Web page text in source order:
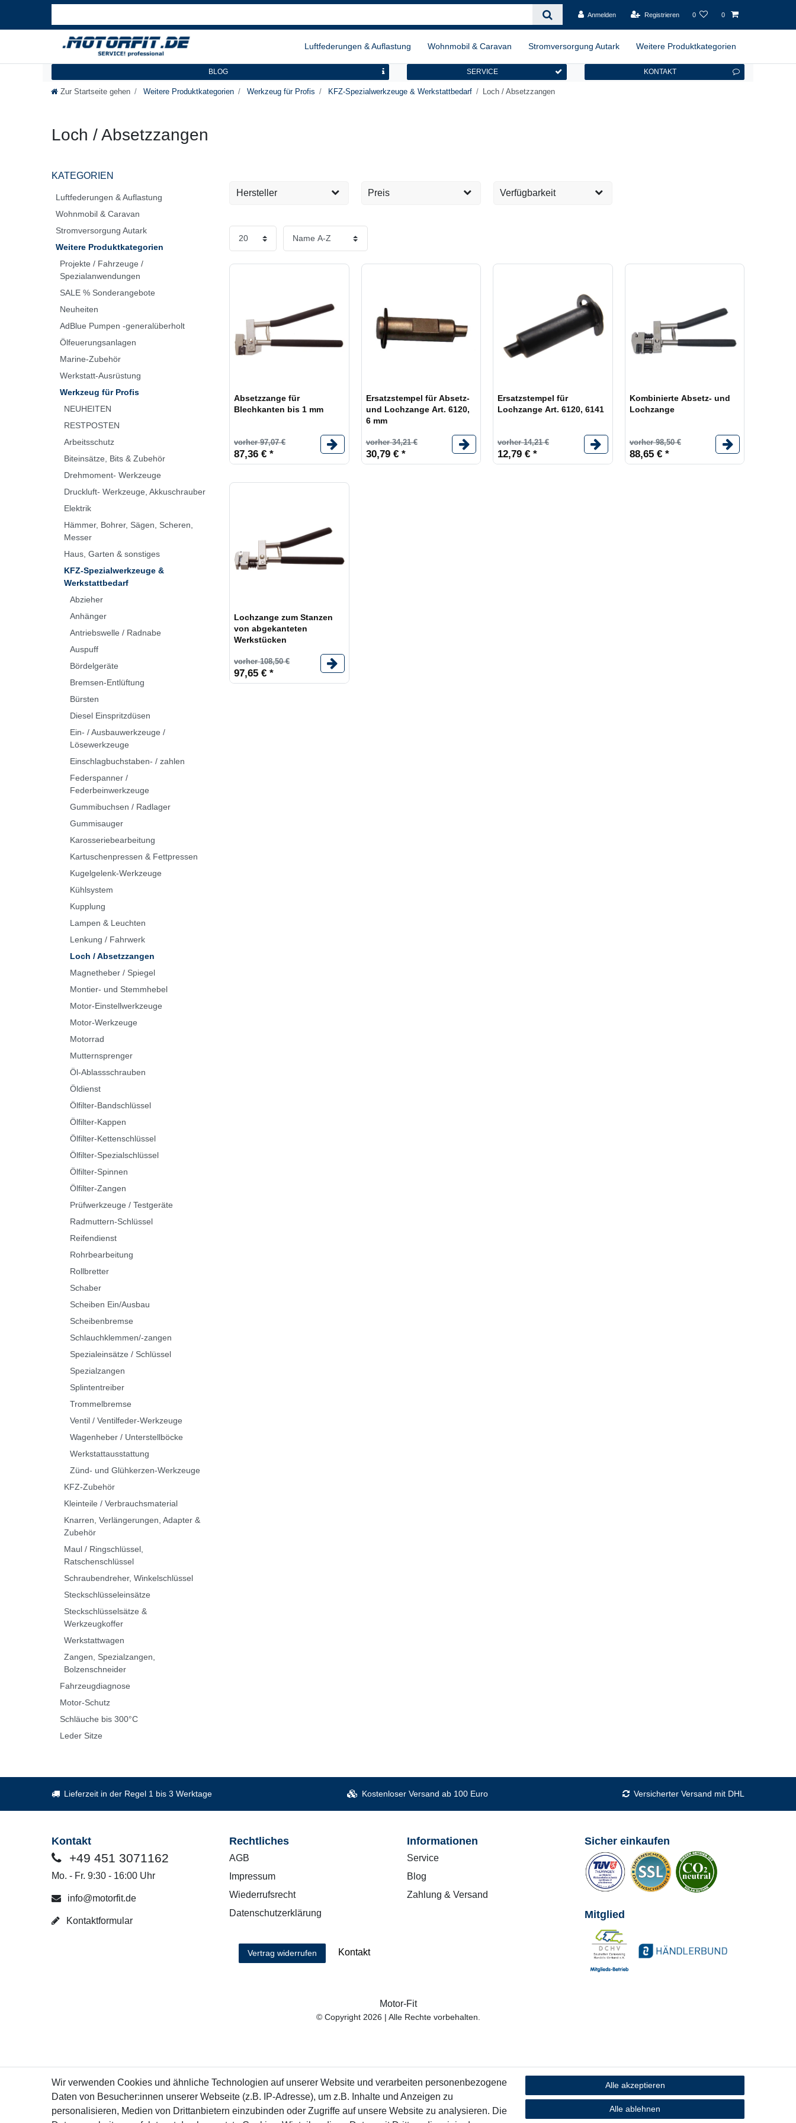
Anmelden Registrieren 0 0
Luftfederungen & Auflastung Wohnmobil & Caravan Stromversorgung Autark Weitere Produktkategorien
BLOG SERVICE KONTAKT
Zur Startseite gehen Weitere Produktkategorien Werkzeug für Profis KFZ-Spezialwerkzeuge & Werkstattbedarf Loch / Absetzzangen
Loch / Absetzzangen
KATEGORIEN
Luftfederungen & Auflastung
Wohnmobil & Caravan
Stromversorgung Autark
Weitere Produktkategorien
Projekte / Fahrzeuge /
Spezialanwendungen
SALE % Sonderangebote
Neuheiten
AdBlue Pumpen -generalüberholt
Ölfeuerungsanlagen
Marine-Zubehör
Werkstatt-Ausrüstung
Werkzeug für Profis
NEUHEITEN
RESTPOSTEN
Arbeitsschutz
Biteinsätze, Bits & Zubehör
Drehmoment- Werkzeuge
Druckluft- Werkzeuge, Akkuschrauber
Elektrik
Hämmer, Bohrer, Sägen, Scheren,
Messer
Haus, Garten & sonstiges
KFZ-Spezialwerkzeuge &
Werkstattbedarf
Abzieher
Anhänger
Antriebswelle / Radnabe
Auspuff
Bördelgeräte
Bremsen-Entlüftung
Bürsten
Diesel Einspritzdüsen
Ein- / Ausbauwerkzeuge /
Lösewerkzeuge
Einschlagbuchstaben- / zahlen
Federspanner /
Federbeinwerkzeuge
Gummibuchsen / Radlager
Gummisauger
Karosseriebearbeitung
Kartuschenpressen & Fettpressen
Kugelgelenk-Werkzeuge
Kühlsystem
Kupplung
Lampen & Leuchten
Lenkung / Fahrwerk
Loch / Absetzzangen
Magnetheber / Spiegel
Montier- und Stemmhebel
Motor-Einstellwerkzeuge
Motor-Werkzeuge
Motorrad
Mutternsprenger
Öl-Ablassschrauben
Öldienst
Ölfilter-Bandschlüssel
Ölfilter-Kappen
Ölfilter-Kettenschlüssel
Ölfilter-Spezialschlüssel
Ölfilter-Spinnen
Ölfilter-Zangen
Prüfwerkzeuge / Testgeräte
Radmuttern-Schlüssel
Reifendienst
Rohrbearbeitung
Rollbretter
Schaber
Scheiben Ein/Ausbau
Scheibenbremse
Schlauchklemmen/-zangen
Spezialeinsätze / Schlüssel
Spezialzangen
Splintentreiber
Trommelbremse
Ventil / Ventilfeder-Werkzeuge
Wagenheber / Unterstellböcke
Werkstattausstattung
Zünd- und Glühkerzen-Werkzeuge
KFZ-Zubehör
Kleinteile / Verbrauchsmaterial
Knarren, Verlängerungen, Adapter &
Zubehör
Maul / Ringschlüssel,
Ratschenschlüssel
Schraubendreher, Winkelschlüssel
Steckschlüsseleinsätze
Steckschlüsselsätze &
Werkzeugkoffer
Werkstattwagen
Zangen, Spezialzangen,
Bolzenschneider
Fahrzeugdiagnose
Motor-Schutz
Schläuche bis 300°C
Leder Sitze
Hersteller Preis Verfügbarkeit
Absetzzange für
Blechkanten bis 1 mm
vorher 97,07 €
87,36 € *
Ersatzstempel für Absetz-
und Lochzange Art. 6120,
6 mm
vorher 34,21 €
30,79 € *
Ersatzstempel für
Lochzange Art. 6120, 6141
vorher 14,21 €
12,79 € *
Kombinierte Absetz- und
Lochzange
vorher 98,50 €
88,65 € *
Lochzange zum Stanzen
von abgekanteten
Werkstücken
vorher 108,50 €
97,65 € *
Lieferzeit in der Regel 1 bis 3 Werktage Kostenloser Versand ab 100 Euro Versicherter Versand mit DHL
Kontakt
+49 451 3071162
Mo. - Fr. 9:30 - 16:00 Uhr
info@motorfit.de
Kontaktformular
Rechtliches
AGB
Impressum
Wiederrufsrecht
Datenschutzerklärung
Vertrag widerrufen Kontakt
Informationen
Service
Blog
Zahlung & Versand
Sicher einkaufen
Mitglied
Motor-Fit
© Copyright 2026 | Alle Rechte vorbehalten.
Wir verwenden Cookies und ähnliche Technologien auf unserer Website und verarbeiten personenbezogene
Daten von Besucher:innen unserer Webseite (z.B. IP-Adresse), um z.B. Inhalte und Anzeigen zu
personalisieren, Medien von Drittanbietern einzubinden oder Zugriffe auf unsere Website zu analysieren. Die
Alle akzeptieren
Alle ablehnen